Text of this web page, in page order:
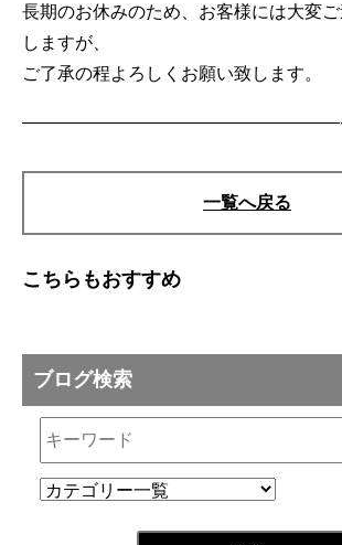
長期のお休みのため、お客様には大変
しますが、
ご了承の程よろしくお願い致します。
一覧へ戻る
こちらもおすすめ
ブログ検索